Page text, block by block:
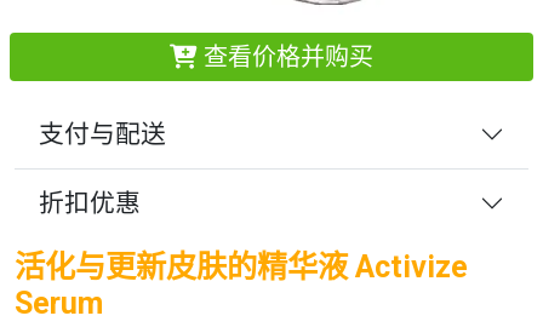
查看价格并购买
支付与配送
折扣优惠
活化与更新皮肤的精华液 Activize
Serum